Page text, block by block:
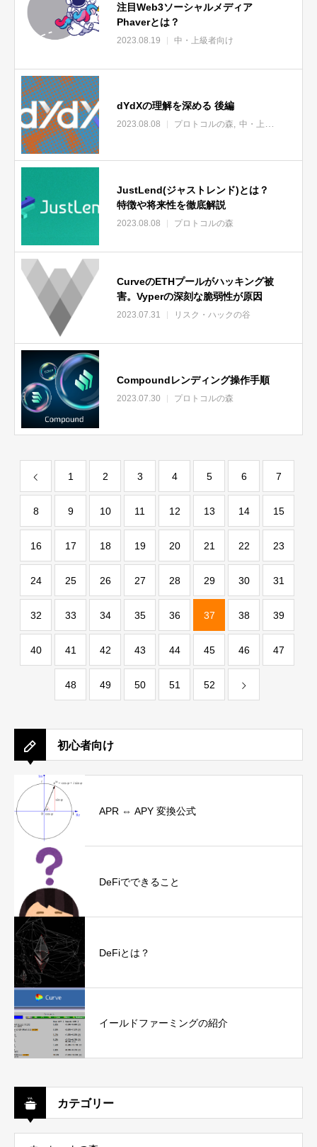
注目Web3ソーシャルメディア
Phaverとは？
2023.08.19 中・上級者向け
dYdXの理解を深める 後編
2023.08.08 プロトコルの森 中・上級者向け
JustLend(ジャストレンド)とは？
特徴や将来性を徹底解説
2023.08.08 プロトコルの森
CurveのETHプールがハッキング被
害。Vyperの深刻な脆弱性が原因
2023.07.31 リスク・ハックの谷
Compoundレンディング操作手順
2023.07.30 プロトコルの森
1 2 3 4 5 6 7
8 9 10 11 12 13 14 15
16 17 18 19 20 21 22 23
24 25 26 27 28 29 30 31
32 33 34 35 36 37 38 39
40 41 42 43 44 45 46 47
48 49 50 51 52
初心者向け
APR ⇔ APY 変換公式
DeFiでできること
DeFiとは？
イールドファーミングの紹介
カテゴリー